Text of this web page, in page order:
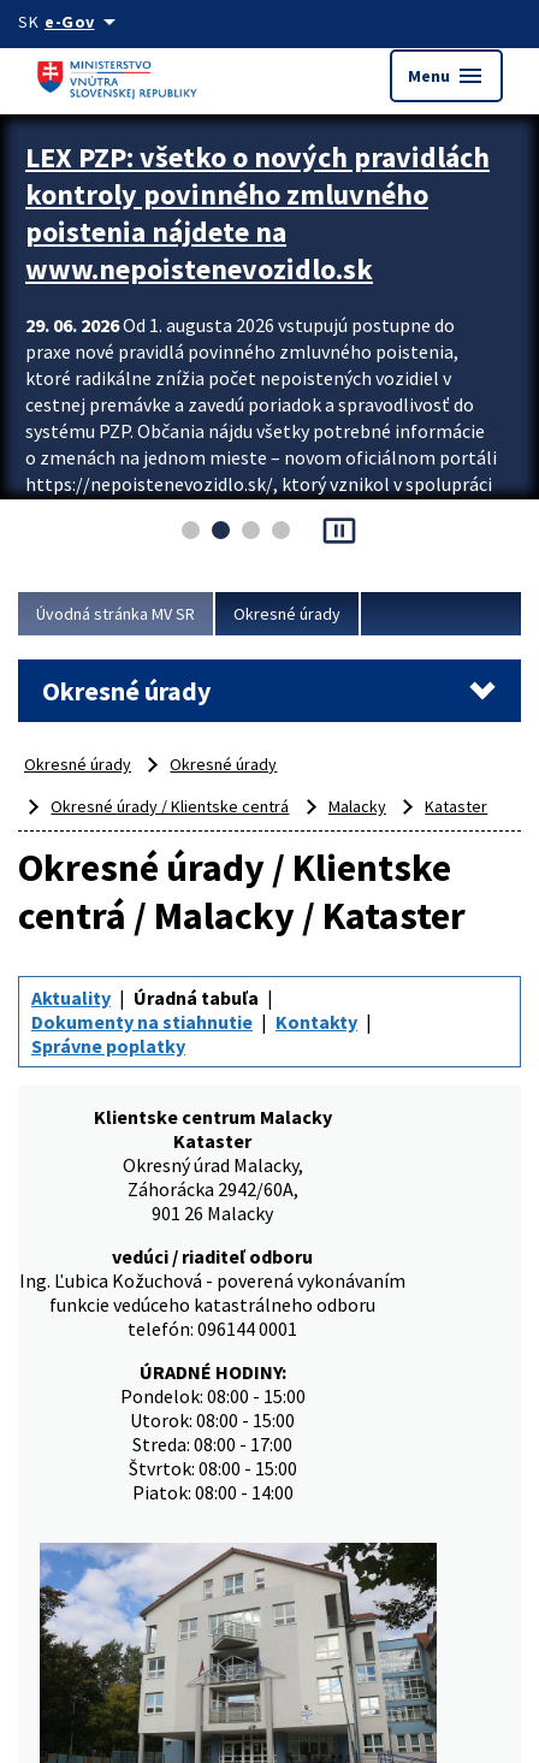
Preskocit na hlavný obsah
SK e-Govarrow_drop_down
Menu menu
Zastavit automatický posun upútavok
LEX PZP: všetko o nových pravidlách
kontroly povinného zmluvného
poistenia nájdete na
www.nepoistenevozidlo.sk
29. 06. 2026Od 1. augusta 2026 vstupujú postupne do
praxe nové pravidlá povinného zmluvného poistenia,
ktoré radikálne znížia počet nepoistených vozidiel v
cestnej premávke a zavedú poriadok a spravodlivosť do
systému PZP. Občania nájdu všetky potrebné informácie
o zmenách na jednom mieste – novom oficiálnom portáli
https://nepoistenevozidlo.sk/, ktorý vznikol v spolupráci
asociácie poisťovní (SLASPO) a Ministerstva vnútra SR.
Viac
pause_presentation
Úvodná stránka MV SR Okresné úrady
Okresné úrady
Okresné úrady
Okresné úrady
Okresné úrady / Klientske centrá
Malacky Kataster
Okresné úrady / Klientske
centrá / Malacky / Kataster
Aktuality
Úradná tabuľa
Dokumenty na stiahnutie
Kontakty
Správne poplatky
Klientske centrum Malacky
Kataster
Okresný úrad Malacky,
Záhorácka 2942/60A,
901 26 Malacky
vedúci / riaditeľ odboru
Ing. Ľubica Kožuchová - poverená vykonávaním
funkcie vedúceho katastrálneho odboru
telefón: 096144 0001
ÚRADNÉ HODINY:
Pondelok: 08:00 - 15:00
Utorok: 08:00 - 15:00
Streda: 08:00 - 17:00
Štvrtok: 08:00 - 15:00
Piatok: 08:00 - 14:00